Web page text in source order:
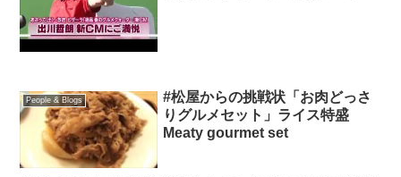
People & Blogs
#松屋からの挑戦状「お肉どっさ
りグルメセット」ライス特盛
Meaty gourmet set